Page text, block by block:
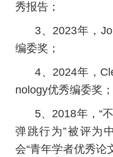
秀报告；
3、2023年，
编委奖；
4、2024年，
nology优秀编委奖；
5、2018年，“
弹跳行为”被评为
会“青年学者优秀论